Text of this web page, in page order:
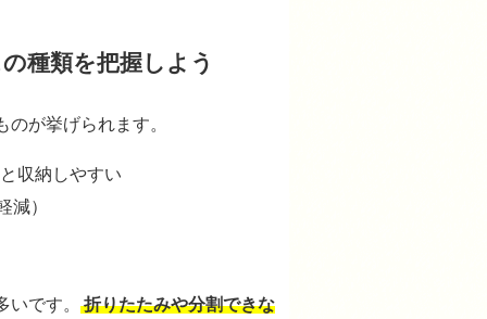
種類を把握しよう
が挙げられます。
収納しやすい
減）
です。
折りたたみや分割できな